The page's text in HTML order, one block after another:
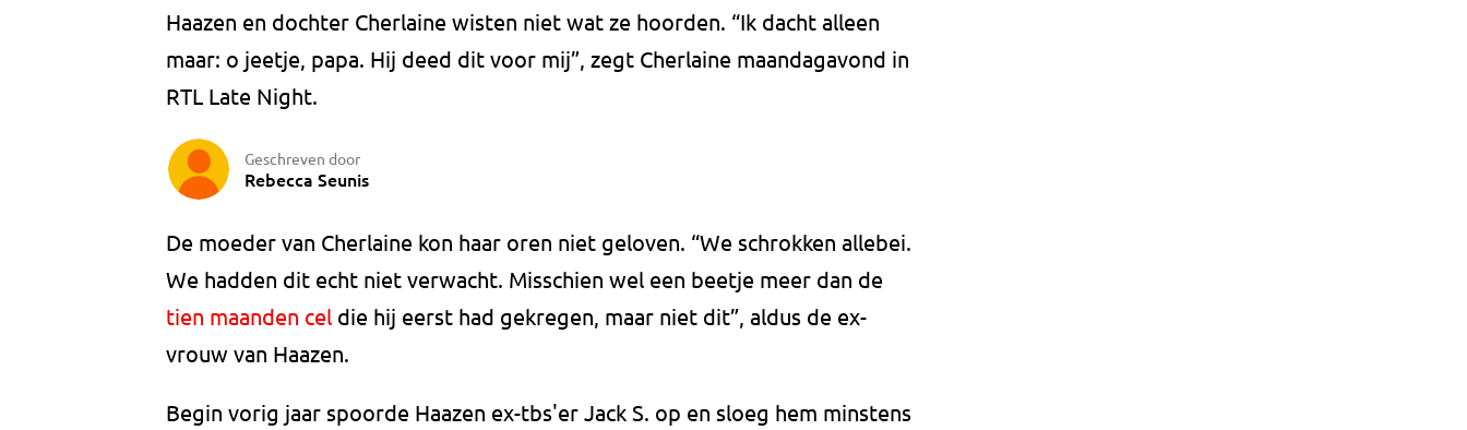
Haazen en dochter Cherlaine wisten niet wat ze hoorden. “Ik dacht alleen
maar: o jeetje, papa. Hij deed dit voor mij”, zegt Cherlaine maandagavond in
RTL Late Night.
Geschreven door
Rebecca Seunis
De moeder van Cherlaine kon haar oren niet geloven. “We schrokken allebei.
We hadden dit echt niet verwacht. Misschien wel een beetje meer dan de
tien maanden cel die hij eerst had gekregen, maar niet dit”, aldus de ex-
vrouw van Haazen.
Begin vorig jaar spoorde Haazen ex-tbs'er Jack S. op en sloeg hem minstens